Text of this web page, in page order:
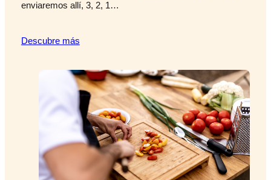
enviaremos allí, 3, 2, 1…
Descubre más